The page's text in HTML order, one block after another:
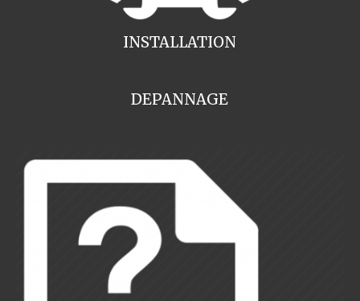
INSTALLATION
DEPANNAGE